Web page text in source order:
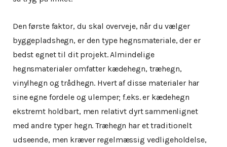
Den første faktor, du skal overveje, når du vælger
byggepladshegn, er den type hegnsmateriale, der er
bedst egnet til dit projekt. Almindelige
hegnsmaterialer omfatter kædehegn, træhegn,
vinylhegn og trådhegn. Hvert af disse materialer har
sine egne fordele og ulemper; f.eks. er kædehegn
ekstremt holdbart, men relativt dyrt sammenlignet
med andre typer hegn. Træhegn har et traditionelt
udseende, men kræver regelmæssig vedligeholdelse,